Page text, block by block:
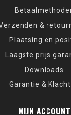
&
Plaatsing en
Laagste prijs
Downloads
Garantie &
MIJN ACCOUNT